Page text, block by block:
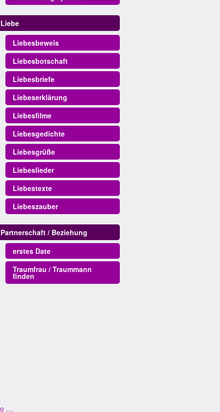
Liebe
Liebesbeweis
Liebesbotschaft
Liebesbriefe
Liebeserklärung
Liebesfilme
Liebesgedichte
Liebesgrüße
Liebeslieder
Liebestexte
Liebeszauber
Partnerschaft / Beziehung
erstes Date
Traumfrau / Traummann
finden
…